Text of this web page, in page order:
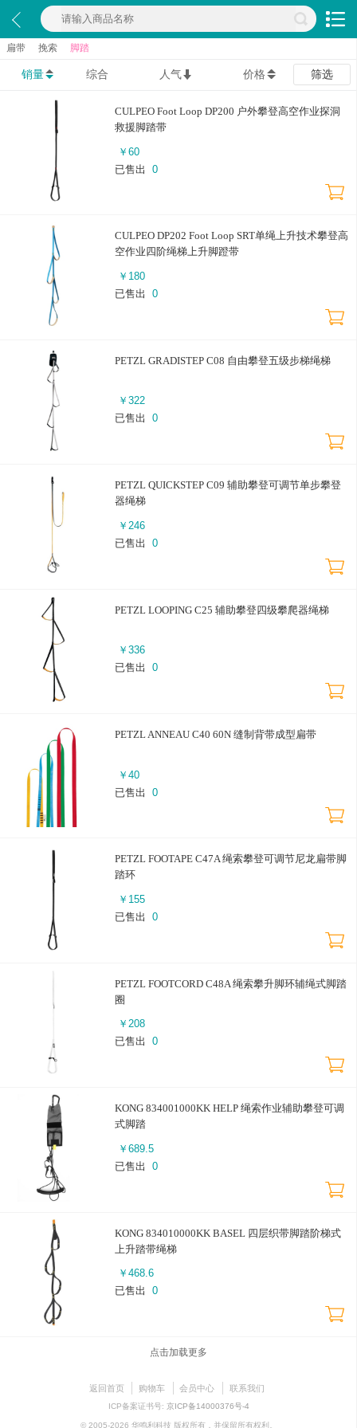
扁带 挽索 脚踏
销量 综合 人气 价格 筛选
CULPEO Foot Loop DP200 户外攀登高空作业探洞
救援脚踏带
￥ 60
已售出
0
​CULPEO DP202 Foot Loop SRT单绳上升技术攀登高
空作业四阶绳梯上升脚蹬带
￥ 180
已售出
0
PETZL GRADISTEP C08 自由攀登五级步梯绳梯
￥ 322
已售出
0
PETZL QUICKSTEP C09 辅助攀登可调节单步攀登
器绳梯
￥ 246
已售出
0
PETZL LOOPING C25 辅助攀登四级攀爬器绳梯
￥ 336
已售出
0
PETZL ANNEAU C40 60N 缝制背带成型扁带
￥ 40
已售出
0
PETZL FOOTAPE C47A 绳索攀登可调节尼龙扁带脚
踏环
￥ 155
已售出
0
PETZL FOOTCORD C48A 绳索攀升脚环辅绳式脚踏
圈
￥ 208
已售出
0
KONG 834001000KK HELP 绳索作业辅助攀登可调
式脚踏
￥ 689.5
已售出
0
KONG 834010000KK BASEL 四层织带脚踏阶梯式
上升踏带绳梯
￥ 468.6
已售出
0
点击加载更多
返回首页 购物车 会员中心 联系我们
ICP备案证书号: 京ICP备14000376号-4
© 2005-2026 华鸣利科技 版权所有，并保留所有权利。